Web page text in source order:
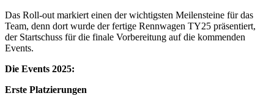
Das Roll-out markiert einen der wichtigsten Meilensteine für das
Team, denn dort wurde der fertige Rennwagen TY25 präsentiert,
der Startschuss für die finale Vorbereitung auf die kommenden
Events.
Die Events 2025:
Erste Platzierungen